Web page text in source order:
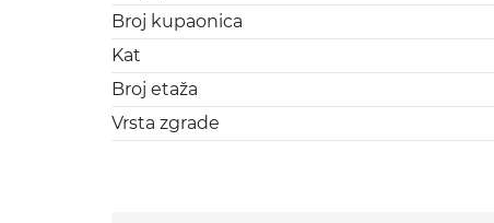
Broj kupaonica
Kat
Broj etaža
Vrsta zgrade